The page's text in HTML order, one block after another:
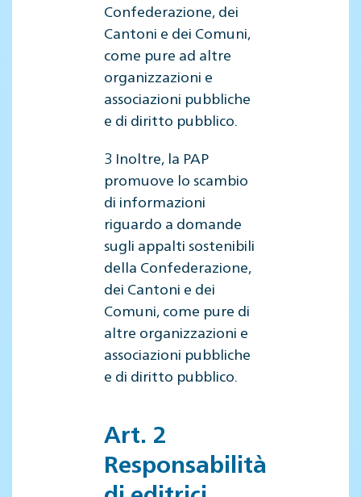
Confederazione, dei
Cantoni e dei Comuni,
come pure ad altre
organizzazioni e
associazioni pubbliche
e di diritto pubblico.
3 Inoltre, la PAP
promuove lo scambio
di informazioni
riguardo a domande
sugli appalti sostenibili
della Confederazione,
dei Cantoni e dei
Comuni, come pure di
altre organizzazioni e
associazioni pubbliche
e di diritto pubblico.
Art. 2
Responsabilità